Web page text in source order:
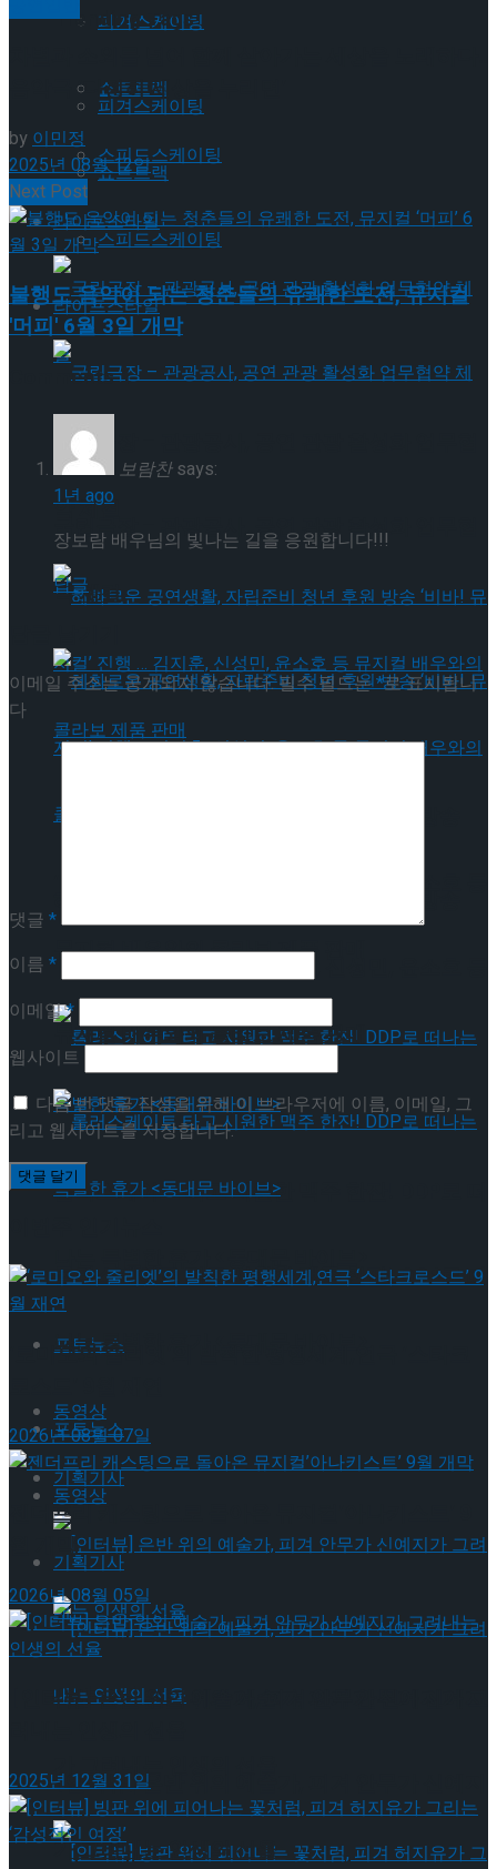
피겨스케이팅
쇼트트랙
스피드스케이팅
라이프스타일
국립극장 – 관광공사, 공연 관광 활성화 업무협
약 체결
혜화로운 공연생활, 자립준비 청년 후원 방송
뮤지컬 배우와의 콜라보 제품 판매
롤러스케이트 타고 시원한 맥주 한잔! DDP로 떠
포토뉴스
동영상
기획기사
[인터뷰] 은반 위의 예술가, 피겨 안무가 신예지
Trending Tags
피겨스케이팅
쇼트트랙
스피드스케이팅
라이프스타일
국립극장 – 관광공사, 공연 관광 활성화 업무협
약 체결
‘비바! 뮤지컬’ 진행 … 김지훈, 신성민, 윤소호 등
뮤지컬 배우와의 콜라보 제품 판매
롤러스케이트 타고 시원한 맥주 한잔! DDP로 떠
나는 특별한 휴가 <동대문 바이브>
포토뉴스
동영상
기획기사
[인터뷰] 은반 위의 예술가, 피겨 안무가 신예지
가 그려내는 인생의 선율
음악극 ‘다정히 세상을 누리면’
by이민정
2025년 08월 12일
Next Post
불행도 음악이 되는 청춘들의 유쾌한 도전, 뮤지컬
'머피' 6월 3일 개막
Comments1
보람찬 says:
1년 ago
장보람 배우님의 빛나는 길을 응원합니다!!!
답글
이메일 주소는 공개되지 않습니다.필수 필드는*로 표시됩니
다
댓글 *
이름 *
이메일*
웹사이트
다음 번 댓글 작성을 위해 이 브라우저에 이름, 이메일, 그
리고 웹사이트를 저장합니다.
‘로미오와 줄리엣’의 발칙한 평행세계,연극 ‘스타크
2026년 08월 07일
젠더프리 캐스팅으로 돌아온 뮤지컬’아나키스트’ 9
월 개막
2026년 08월 05일
[인터뷰] 은반 위의 예술가, 피겨 안무가 신예지가 그
2025년 12월 31일